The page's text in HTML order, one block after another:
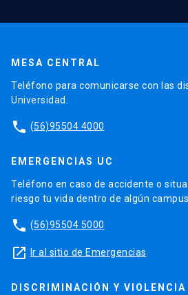
MESA CENTRAL
Teléfono para comunicarse con las
Universidad.
phone (56)95504 4000
EMERGENCIAS UC
Teléfono en caso de accidente o
riesgo tu vida dentro de algún
phone (56)95504 5000
launch Ir al sitio de Emergencias
DISCRIMINACIÓN Y VIOLENCIA